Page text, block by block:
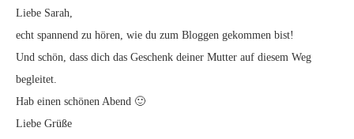
Liebe Sarah,
echt spannend zu hören, wie du zum Bloggen gekommen bist!
Und schön, dass dich das Geschenk deiner Mutter auf diesem Weg
begleitet.
Hab einen schönen Abend 🙂
Liebe Grüße